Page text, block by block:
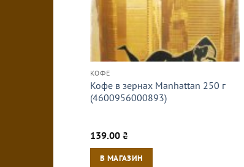
КОФЕ
Кофе в зернах Manhattan 250 г
(4600956000893)
139.00 ₴
В МАГАЗИН